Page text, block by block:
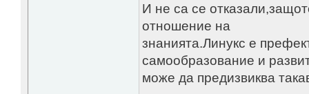
И не са се
отношение на
знанията.Линукс е
самообразование и
може да предизвиква